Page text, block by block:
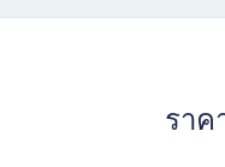
ราค